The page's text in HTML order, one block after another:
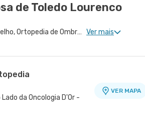
de Toledo Lourenco
Ortopedia de Coluna, Ortopedia de Joelho, Ortopedia de Ombro, Ortopedia de Quadril, Ortopedia Geral, Ortopedia de Pé e Tornozelo, Cirurgia de Ombro, Cirurgia de Cotovelo, Ortopedia de Punho Ver mais
da Oncologia D'Or -
VER MAPA